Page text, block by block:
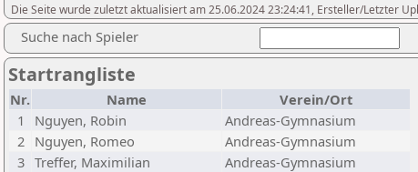
Die Seite wurde zuletzt aktualisiert am 25.06.2024 23:24:41, Ersteller/Letzter
Suche nach Spieler
Startrangliste
Nr. Name
Verein/Ort
1
Nguyen, Robin
Andreas-Gymnasium
2
Nguyen, Romeo
Andreas-Gymnasium
3 Treffer, Maximilian
Andreas-Gymnasium